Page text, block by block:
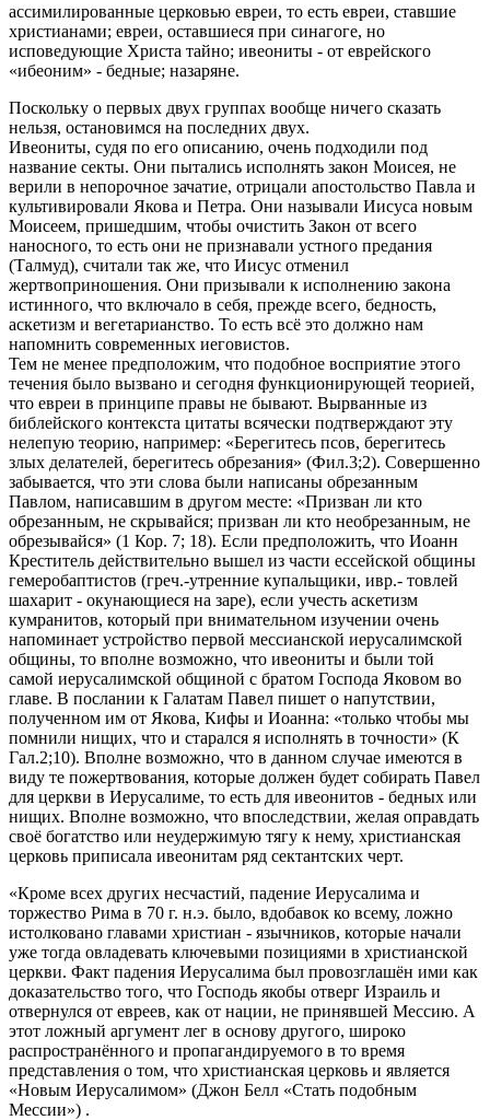
ассимилированные церковью евреи, то есть евреи, ставшие
христианами; евреи, оставшиеся при синагоге, но
исповедующие Христа тайно; ивеониты - от еврейского
«ибеоним» - бедные; назаряне.
Поскольку о первых двух группах вообще ничего сказать
нельзя, остановимся на последних двух.
Ивеониты, судя по его описанию, очень подходили под
название секты. Они пытались исполнять закон Моисея, не
верили в непорочное зачатие, отрицали апостольство Павла и
культивировали Якова и Петра. Они называли Иисуса новым
Моисеем, пришедшим, чтобы очистить Закон от всего
наносного, то есть они не признавали устного предания
(Талмуд), считали так же, что Иисус отменил
жертвоприношения. Они призывали к исполнению закона
истинного, что включало в себя, прежде всего, бедность,
аскетизм и вегетарианство. То есть всё это должно нам
напомнить современных иеговистов.
Тем не менее предположим, что подобное восприятие этого
течения было вызвано и сегодня функционирующей теорией,
что евреи в принципе правы не бывают. Вырванные из
библейского контекста цитаты всячески подтверждают эту
нелепую теорию, например: «Берегитесь псов, берегитесь
злых делателей, берегитесь обрезания» (Фил.3;2). Совершенно
забывается, что эти слова были написаны обрезанным
Павлом, написавшим в другом месте: «Призван ли кто
обрезанным, не скрывайся; призван ли кто необрезанным, не
обрезывайся» (1 Кор. 7; 18). Если предположить, что Иоанн
Креститель действительно вышел из части ессейской общины
гемеробаптистов (греч.-утренние купальщики, ивр.- товлей
шахарит - окунающиеся на заре), если учесть аскетизм
кумранитов, который при внимательном изучении очень
напоминает устройство первой мессианской иерусалимской
общины, то вполне возможно, что ивеониты и были той
самой иерусалимской общиной с братом Господа Яковом во
главе. В послании к Галатам Павел пишет о напутствии,
полученном им от Якова, Кифы и Иоанна: «только чтобы мы
помнили нищих, что и старался я исполнять в точности» (К
Гал.2;10). Вполне возможно, что в данном случае имеются в
виду те пожертвования, которые должен будет собирать Павел
для церкви в Иерусалиме, то есть для ивеонитов - бедных или
нищих. Вполне возможно, что впоследствии, желая оправдать
своё богатство или неудержимую тягу к нему, христианская
церковь приписала ивеонитам ряд сектантских черт.
«Кроме всех других несчастий, падение Иерусалима и
торжество Рима в 70 г. н.э. было, вдобавок ко всему, ложно
истолковано главами христиан - язычников, которые начали
уже тогда овладевать ключевыми позициями в христианской
церкви. Факт падения Иерусалима был провозглашён ими как
доказательство того, что Господь якобы отверг Израиль и
отвернулся от евреев, как от нации, не принявшей Мессию. А
этот ложный аргумент лег в основу другого, широко
распространённого и пропагандируемого в то время
представления о том, что христианская церковь и является
«Новым Иерусалимом» (Джон Белл «Стать подобным
Мессии») .